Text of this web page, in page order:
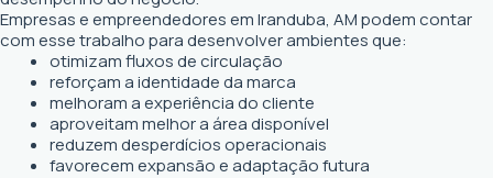
Empresas e empreendedores em Iranduba, AM podem contar
com esse trabalho para desenvolver ambientes que:
otimizam fluxos de circulação
reforçam a identidade da marca
melhoram a experiência do cliente
aproveitam melhor a área disponível
reduzem desperdícios operacionais
favorecem expansão e adaptação futura